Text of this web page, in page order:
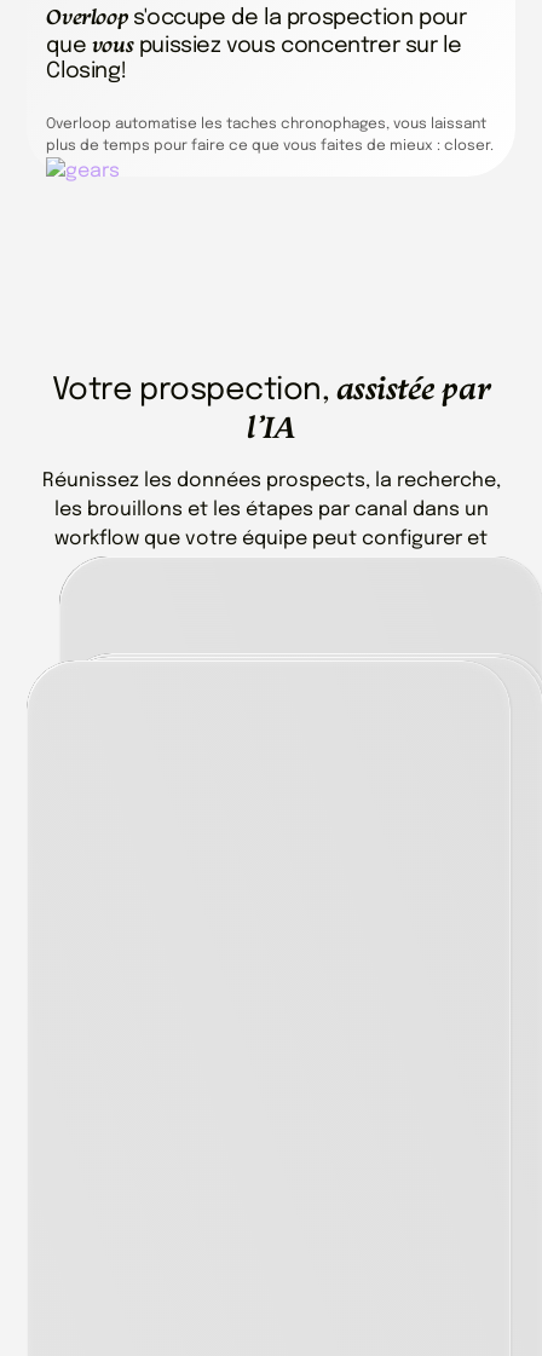
Overloops'occupe de la prospection pour
que vouspuissiez vous concentrer sur le
Closing!
Overloop automatise les taches chronophages, vous laissant
plus de temps pour faire ce que vous faites de mieux : closer.
Votre prospection, assistée par
l’IA
Réunissez les données prospects, la recherche,
les brouillons et les étapes par canal dans un
workflow que votre équipe peut configurer et